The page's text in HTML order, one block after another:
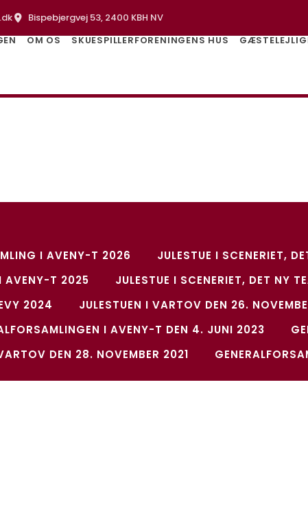
Bispebjergvej 53, 2400 KBH NV
OM OS SKUESPILLERFORENINGENS HUS
I AVENY-T 2026 JULESTUE I SCENERIET,
AVENY-T 2025
JULESTUE I SCENERIET, DET NY
2024
JULESTUEN I VARTOV DEN 26.
I AVENY-T DEN 4. JUNI 2023
DEN 28. NOVEMBER 2021